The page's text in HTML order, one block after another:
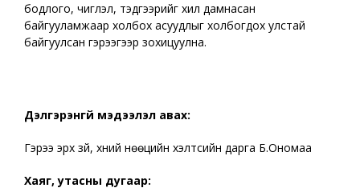
бодлого, чиглэл, тэдгээрийг хил дамнасан
байгууламжаар холбох асуудлыг холбогдох улстай
байгуулсан гэрээгээр зохицуулна.
Дэлгэрэнгүй мэдээлэл авах:
Гэрээ эрх зүй, хүний нөөцийн хэлтсийн дарга Б.Ономаа
Хаяг, утасны дугаар: